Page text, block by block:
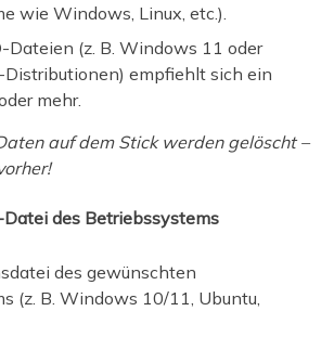
wie Windows, Linux, etc.).
Dateien (z. B. Windows 11 oder
empfiehlt sich ein
mehr.
auf dem Stick werden gelöscht –
Datei des Betriebssystems
des gewünschten
(z. B. Windows 10/11, Ubuntu,